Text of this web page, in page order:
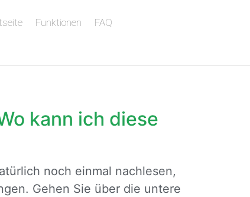
Funktionen FAQ
kann ich diese
noch einmal nachlesen,
Gehen Sie über die untere